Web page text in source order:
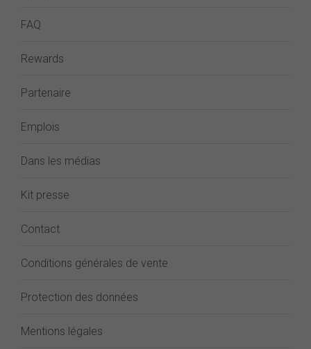
FAQ
Rewards
Partenaire
Emplois
Dans les médias
Kit presse
Contact
Conditions générales de vente
Protection des données
Mentions légales